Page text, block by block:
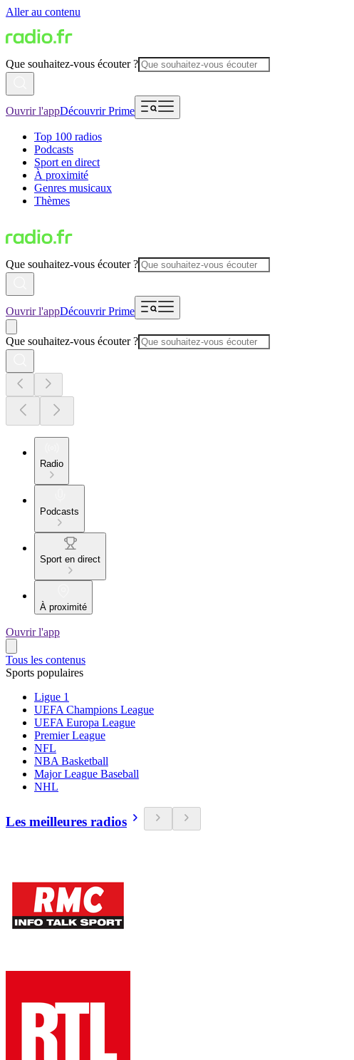
Aller au contenu
Que souhaitez-vous écouter ?
Ouvrir l'appDécouvrir Prime
Top 100 radios
Podcasts
Sport en direct
À proximité
Genres musicaux
Thèmes
Que souhaitez-vous écouter ?
Ouvrir l'appDécouvrir Prime
Que souhaitez-vous écouter ?
Radio
Podcasts
Sport en direct
À proximité
Ouvrir l'app
Tous les contenus
Sports populaires
Ligue 1
UEFA Champions League
UEFA Europa League
Premier League
NFL
NBA Basketball
Major League Baseball
NHL
Les meilleures radios